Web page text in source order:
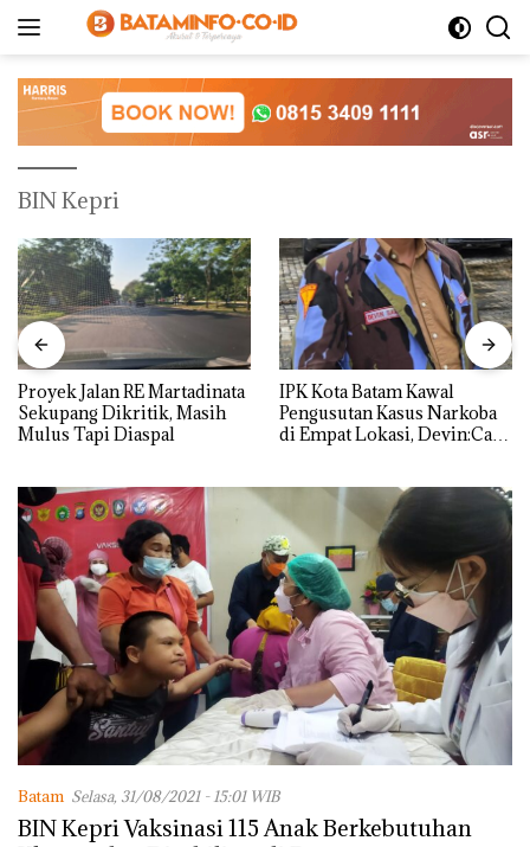
BIN Kepri
Proyek Jalan RE Martadinata
Sekupang Dikritik, Masih
Mulus Tapi Diaspal
IPK Kota Batam Kawal
Pengusutan Kasus Narkoba
di Empat Lokasi, Devin:Cari
Batam Selasa, 31/08/2021 - 15:01 WIB
BIN Kepri Vaksinasi 115 Anak Berkebutuhan